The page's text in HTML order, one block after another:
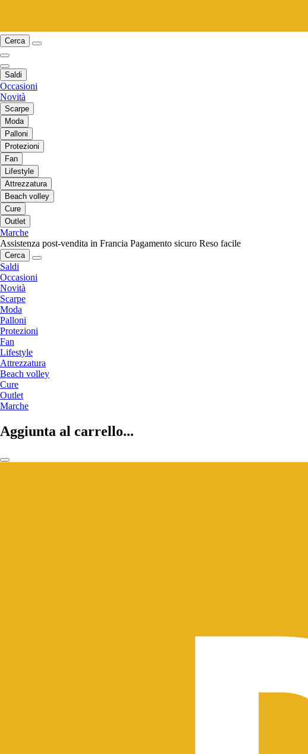
Cerca
Saldi
Occasioni
Novità
Scarpe
Moda
Palloni
Protezioni
Fan
Lifestyle
Attrezzatura
Beach volley
Cure
Outlet
Marche
Assistenza post-vendita in Francia Pagamento sicuro Reso facile
Cerca
Saldi
Occasioni
Novità
Scarpe
Moda
Palloni
Protezioni
Fan
Lifestyle
Attrezzatura
Beach volley
Cure
Outlet
Marche
Aggiunta al carrello...